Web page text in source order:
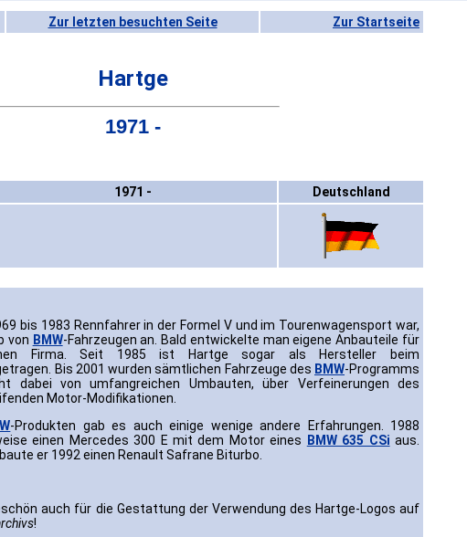
Zur letzten besuchten Seite Zur Startseite
Hartge
1971 -
1971 - Deutschland
bis 1983 Rennfahrer in der Formel V und im Tourenwagensport war,
von BMW-Fahrzeugen an. Bald entwickelte man eigene Anbauteile für
Firma. Seit 1985 ist Hartge sogar als Hersteller beim
Bis 2001 wurden sämtlichen Fahrzeuge des BMW-Programms
dabei von umfangreichen Umbauten, über Verfeinerungen des
Motor-Modifikationen.
-Produkten gab es auch einige wenige andere Erfahrungen. 1988
einen Mercedes 300 E mit dem Motor eines
BMW 635 CSi aus.
baute er 1992 einen Renault Safrane Biturbo.
auch für die Gestattung der Verwendung des Hartge-Logos auf
!